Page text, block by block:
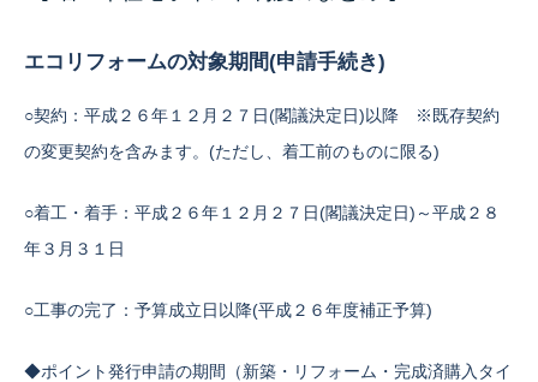
エコリフォームの対象期間(申請手続き)
○契約：平成２６年１２月２７日(閣議決定日)以降 ※既存契約
の変更契約を含みます。(ただし、着工前のものに限る)
○着工・着手：平成２６年１２月２７日(閣議決定日)～平成２８
年３月３１日
○工事の完了：予算成立日以降(平成２６年度補正予算)
◆ポイント発行申請の期間（新築・リフォーム・完成済購入タイ